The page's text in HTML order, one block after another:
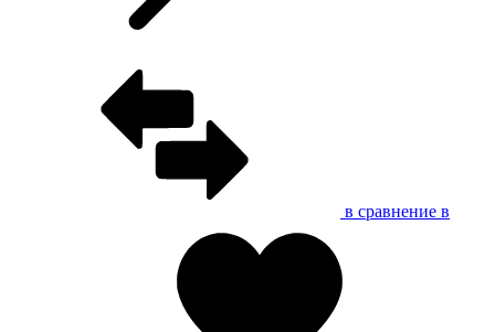
в сравнение в